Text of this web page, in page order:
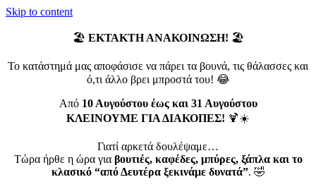
Skip to content
🏖️ ΕΚΤΑΚΤΗ ΑΝΑΚΟΙΝΩΣΗ! 🏖️
Το κατάστημά μας αποφάσισε να πάρει τα βουνά, τις θάλασσες και
ό,τι άλλο βρει μπροστά του! 😂
Από 10 Αυγούστου έως και 31 Αυγούστου
ΚΛΕΙΝΟΥΜΕ ΓΙΑ ΔΙΑΚΟΠΕΣ! 🍹☀️
Γιατί αρκετά δουλέψαμε…
Τώρα ήρθε η ώρα για βουτιές, καφέδες, μπύρες, ξάπλα και το
κλασικό “από Δευτέρα ξεκινάμε δυνατά”. 🤣